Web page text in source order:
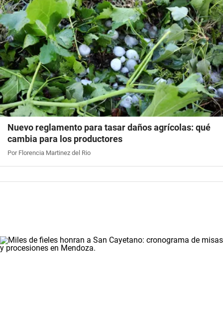
Nuevo reglamento para tasar daños agrícolas: qué
cambia para los productores
Por Florencia Martinez del Rio